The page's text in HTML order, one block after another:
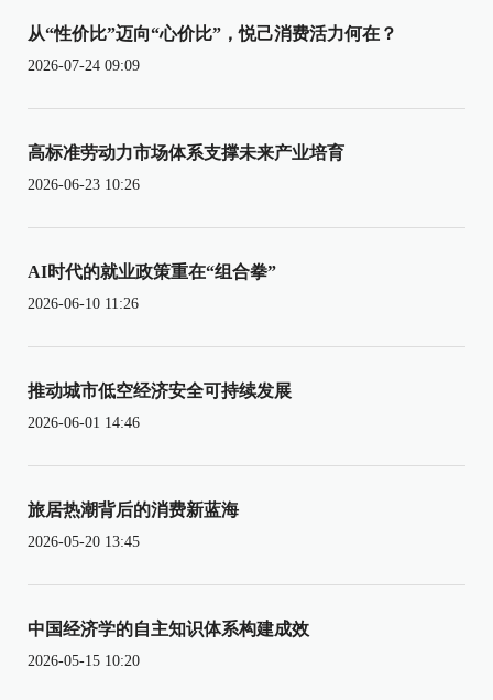
从“性价比”迈向“心价比”，悦己消费活力何在？
2026-07-24 09:09
高标准劳动力市场体系支撑未来产业培育
2026-06-23 10:26
AI时代的就业政策重在“组合拳”
2026-06-10 11:26
推动城市低空经济安全可持续发展
2026-06-01 14:46
旅居热潮背后的消费新蓝海
2026-05-20 13:45
中国经济学的自主知识体系构建成效
2026-05-15 10:20